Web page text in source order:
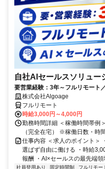
自社AIセールスソリュー
要営業経験：3年～フルリモート
株式会社Algoage
フルリモート
時給3,000円～4,000円
勤務時間詳細 ＜稼働時間帯例
（完全在宅） ※稼働日数・時
仕事内容 ＜求人のポイント＞
選ばず自由に働ける ・時給
報酬 ・AI×セールスの最先端
社員登用あり 固定時間制 フルリモー